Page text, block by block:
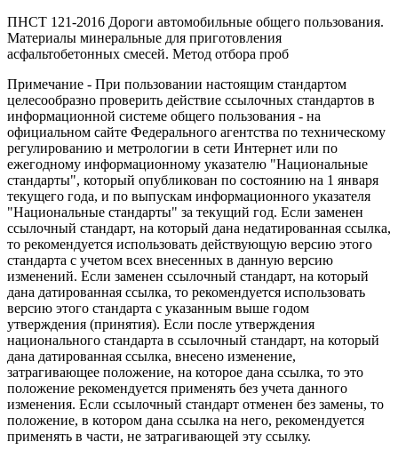
ПНСТ 121-2016 Дороги автомобильные общего пользования.
Материалы минеральные для приготовления
асфальтобетонных смесей. Метод отбора проб
Примечание - При пользовании настоящим стандартом
целесообразно проверить действие ссылочных стандартов в
информационной системе общего пользования - на
официальном сайте Федерального агентства по техническому
регулированию и метрологии в сети Интернет или по
ежегодному информационному указателю "Национальные
стандарты", который опубликован по состоянию на 1 января
текущего года, и по выпускам информационного указателя
"Национальные стандарты" за текущий год. Если заменен
ссылочный стандарт, на который дана недатированная ссылка,
то рекомендуется использовать действующую версию этого
стандарта с учетом всех внесенных в данную версию
изменений. Если заменен ссылочный стандарт, на который
дана датированная ссылка, то рекомендуется использовать
версию этого стандарта с указанным выше годом
утверждения (принятия). Если после утверждения
национального стандарта в ссылочный стандарт, на который
дана датированная ссылка, внесено изменение,
затрагивающее положение, на которое дана ссылка, то это
положение рекомендуется применять без учета данного
изменения. Если ссылочный стандарт отменен без замены, то
положение, в котором дана ссылка на него, рекомендуется
применять в части, не затрагивающей эту ссылку.